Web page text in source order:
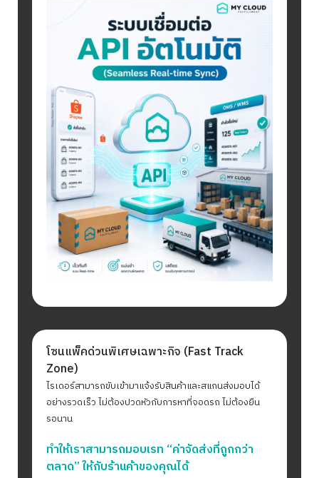
โซนแพ็คด่วนพิเศษเฉพาะกิจ (Fast Track
Zone)
ไรเดอร์สามารถขับเข้ามาแจ้งรับสินค้าและสแกนส่งมอบได้
อย่างรวดเร็ว ไม่ต้องปวดหัวกับการหาที่จอดรถ ไม่ต้องยืน
รอนาน
ทำให้เราสามารถมอบเรท “ค่าจัดส่งที่ถูกกว่า
ตลาด” ให้กับร้านค้าของคุณได้